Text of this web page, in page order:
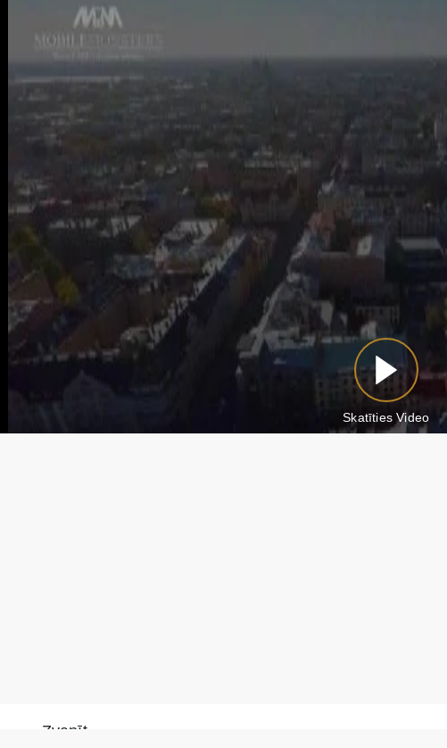
Skatīties Video
Zvanīt